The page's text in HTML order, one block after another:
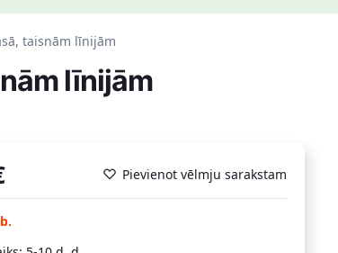
taisnām līnijām
līnijām
Pievienot vēlmju sarakstam